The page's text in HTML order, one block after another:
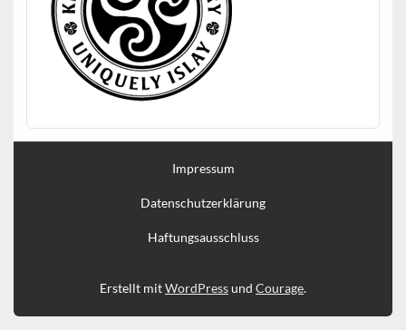
Impressum
Datenschutzerklärung
Haftungsausschluss
Erstellt mitWordPressund Courage.